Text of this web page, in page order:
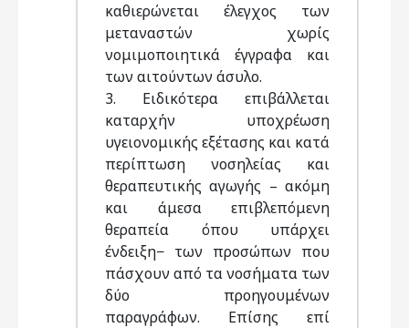
καθιερώνεται έλεγχος των
μεταναστών χωρίς
νομιμοποιητικά έγγραφα και
των αιτούντων άσυλο.
3. Ειδικότερα επιβάλλεται
καταρχήν υποχρέωση
υγειονομικής εξέτασης και κατά
περίπτωση νοσηλείας και
θεραπευτικής αγωγής – ακόμη
και άμεσα επιβλεπόμενη
θεραπεία όπου υπάρχει
ένδειξη− των προσώπων που
πάσχουν από τα νοσήματα των
δύο προηγουμένων
παραγράφων. Επίσης επί